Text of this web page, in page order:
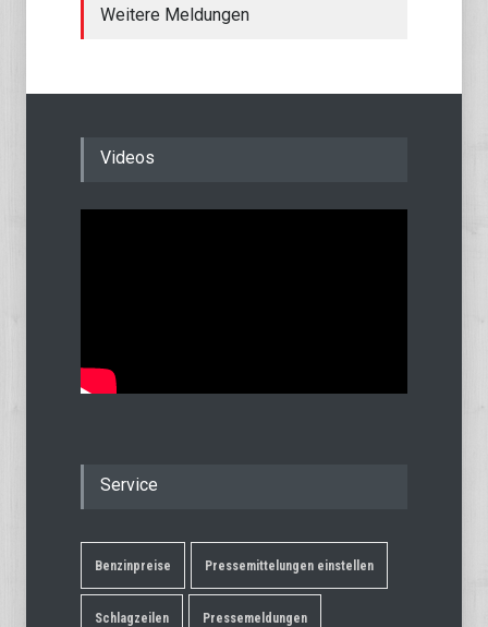
Weitere Meldungen
Videos
Service
Benzinpreise Pressemittelungen einstellen
Schlagzeilen Pressemeldungen